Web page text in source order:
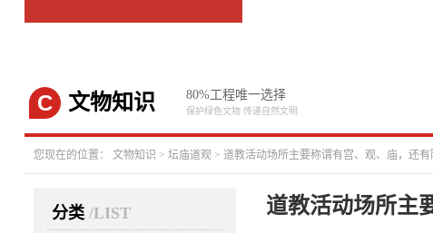
C 文物知识 80%工程唯一选择
保护绿色文物 传递自然文明
您现在的位置： 文物知识 > 坛庙道观> 道教活动场所主要称谓有宫、观、庙，还
分类/LIST
道教活动场所主